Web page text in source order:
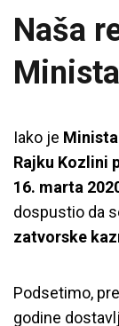
Naša
Iako je
Rajku Kozlini
16. marta
dospustio da
zatvorske
Podsetimo,
godine